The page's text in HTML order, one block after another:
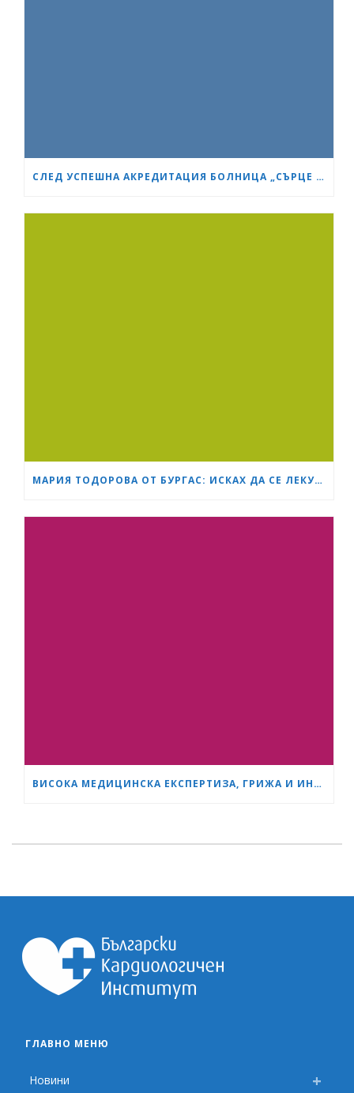
СЛЕД УСПЕШНА АКРЕДИТАЦИЯ БОЛНИЦА „СЪРЦЕ И МОЗЪК“ СТАНА GESEA DIPLOMA CENTER
МАРИЯ ТОДОРОВА ОТ БУРГАС: ИСКАХ ДА СЕ ЛЕКУВАМ ПРИ ЛЕКАРЯ, НА КОГОТО ВЯРВАМ, НО АДМИНИСТРАТИВНО ЗАБАВЯНЕ НЕ МИ ПОЗВОЛИ
ВИСОКА МЕДИЦИНСКА ЕКСПЕРТИЗА, ГРИЖА И ИНОВАЦИИ – ,МАМА И АЗ’ ОТБЕЛЯЗВА СВОЯТА ТРЕТА ГОДИШНИНА
ГЛАВНО МЕНЮ
Новини